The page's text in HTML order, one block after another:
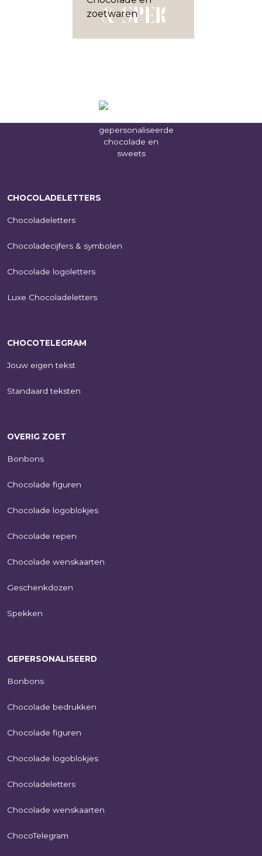
& SPEK
CHOCOLADELETTERS
Chocoladeletters
Chocoladecijfers & symbolen
Chocolade logoletters
Luxe Chocoladeletters
CHOCOTELEGRAM
Jouw eigen tekst
Standaard teksten
OVERIG ZOET
Bonbons
Chocolade figuren
Chocolade logoblokjes
Chocolade repen
Chocolade wenskaarten
Geschenkdozen
Spekken
GEPERSONALISEERD
Bonbons
Chocolade bedrukken
Chocolade figuren
Chocolade logoblokjes
Chocoladeletters
Chocolade wenskaarten
ChocoTelegram